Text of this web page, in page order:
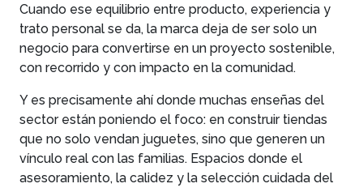
Cuando ese equilibrio entre producto, experiencia y
trato personal se da, la marca deja de ser solo un
negocio para convertirse en un proyecto sostenible,
con recorrido y con impacto en la comunidad.
Y es precisamente ahí donde muchas enseñas del
sector están poniendo el foco: en construir tiendas
que no solo vendan juguetes, sino que generen un
vínculo real con las familias. Espacios donde el
asesoramiento, la calidez y la selección cuidada del